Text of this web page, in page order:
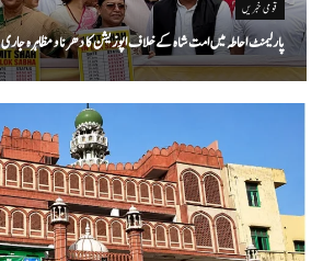
قومی خبریں
پارلیمنٹ احاطہ میں امت شاہ کے خلاف اپوزیشن کا دھرنا و مظاہرہ جاری